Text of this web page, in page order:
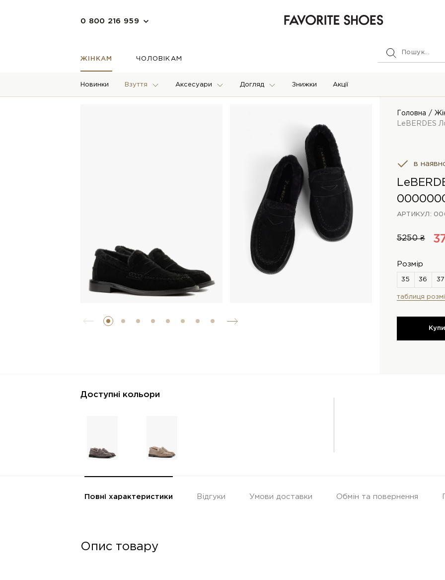
0 800 216 959
ЖІНКАМ ЧОЛОВІКАМ
Новинки Взуття Аксесуари Догляд Знижки Акції
Головна
LeBERDES
в
АРТИКУЛ:
5250 ₴
Розмір
таблиця
Доступні кольори
Повні характеристики Відгуки Умови доставки Обмін та повернення
Опис товару